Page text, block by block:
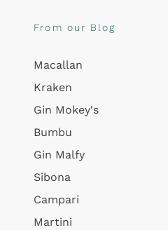
From our Blog
Macallan
Kraken
Gin Mokey's
Bumbu
Gin Malfy
Sibona
Campari
Martini